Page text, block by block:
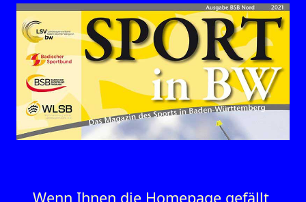
Wenn Ihnen die Homepage gefällt,